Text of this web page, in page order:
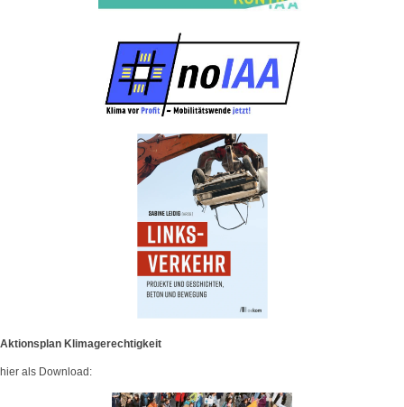
Aktionsplan Klimagerechtigkeit
hier als Download: